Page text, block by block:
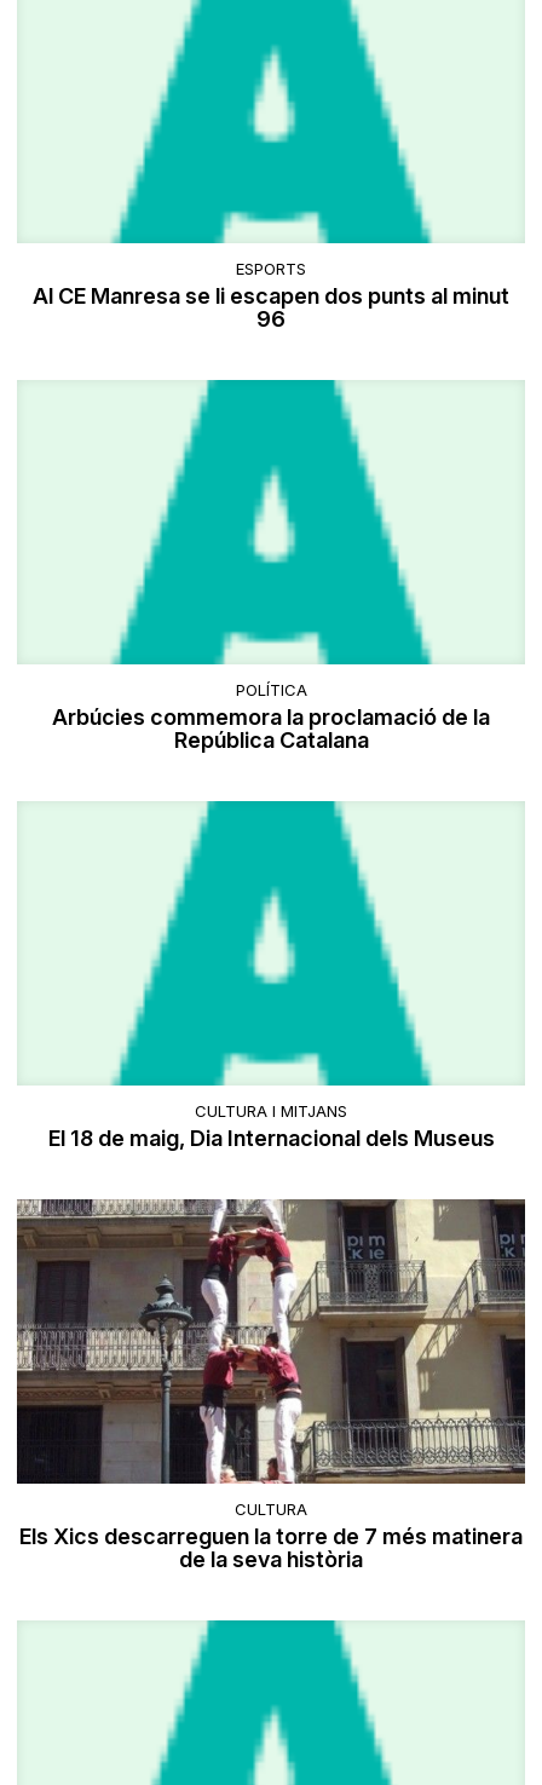
ESPORTS
Al CE Manresa se li escapen dos punts al minut
96
POLÍTICA
Arbúcies commemora la proclamació de la
República Catalana
CULTURA I MITJANS
El 18 de maig, Dia Internacional dels Museus
CULTURA
Els Xics descarreguen la torre de 7 més matinera
de la seva història